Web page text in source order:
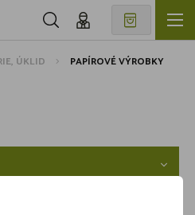
ÚKLID PAPÍROVÉ VÝROBKY